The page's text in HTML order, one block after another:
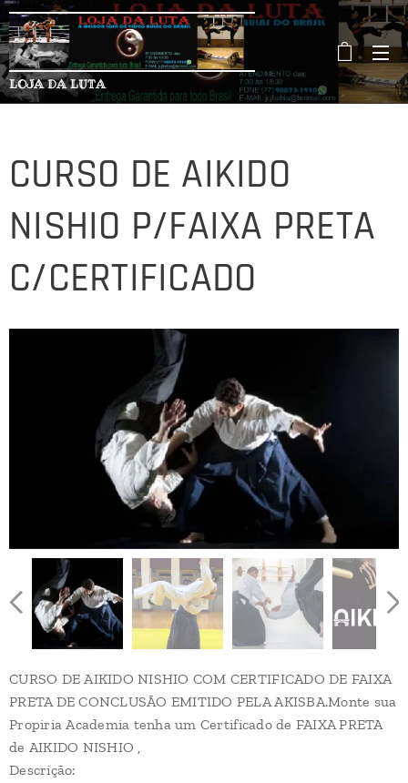
LOJA DA LUTA
CURSO DE AIKIDO
NISHIO P/FAIXA PRETA
C/CERTIFICADO
CURSO DE AIKIDO NISHIO COM CERTIFICADO DE FAIXA
PRETA DE CONCLUSÃO EMITIDO PELA AKISBA.Monte sua
Propiria Academia tenha um Certificado de FAIXA PRETA
de AIKIDO NISHIO ,
Descrição: